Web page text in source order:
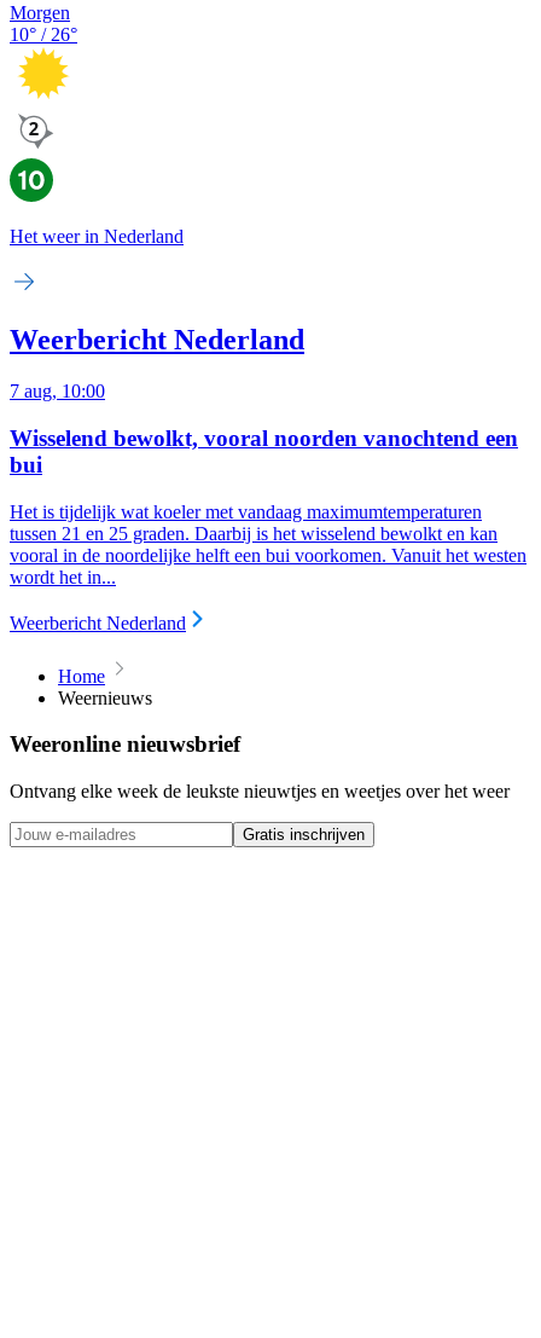
Morgen
10° / 26°
Het weer in Nederland
Weerbericht Nederland
7 aug, 10:00
Wisselend bewolkt, vooral noorden vanochtend een
bui
Het is tijdelijk wat koeler met vandaag maximumtemperaturen
tussen 21 en 25 graden. Daarbij is het wisselend bewolkt en kan
vooral in de noordelijke helft een bui voorkomen. Vanuit het westen
wordt het in...
Weerbericht Nederland
Home
Weernieuws
Weeronline nieuwsbrief
Ontvang elke week de leukste nieuwtjes en weetjes over het weer
Gratis inschrijven